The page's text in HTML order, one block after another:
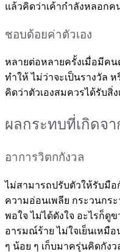
แล้วคิดว่าเค้ากำลังหลอกค
ชอบด้อยค่าตัวเอง
หลายต่อหลายครั้งเมื่อมีคน
ทำให้ ไม่ว่าจะเป็นรางวัล
คิดว่าตัวเองสมควรได้รับสิ่
ผลกระทบที่เกิดจา
อาการวิตกกังวล
ไม่สามารถปรับตัวให้รับมือ
ความอ่อนเพลีย กระวนกร
พอใจ ไม่ได้ดังใจ อะไรก็ดู
อารมณ์ร้าย ไม่ใจเย็นเหมือ
ๆ น้อย ๆ เก็บมาครุ่นคิดกัง